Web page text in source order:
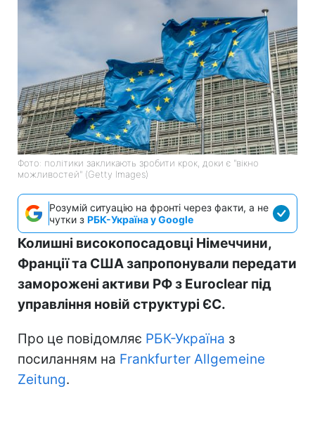
Фото: політики закликають зробити крок, доки є "вікно
можливостей" (Getty Images)
Розумій ситуацію на фронті через факти, а не
чутки з РБК-Україна у Google
Колишні високопосадовці Німеччини,
Франції та США запропонували передати
заморожені активи РФ з Euroclear під
управління новій структурі ЄС.
Про це повідомляє РБК-Україна з
посиланням на Frankfurter Allgemeine
Zeitung.